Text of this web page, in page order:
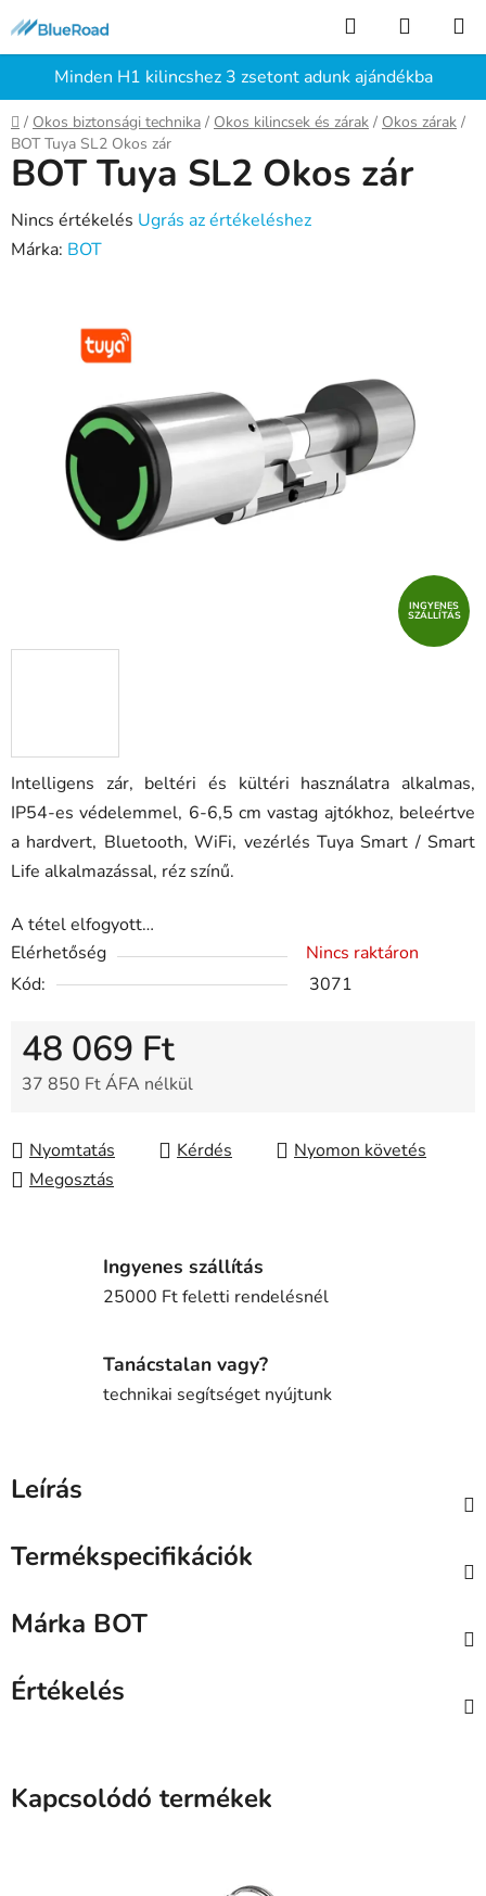
fő
tartalomhozMinden H1 kilincshez 3 zsetont adunk ajándékba
KeresésKOSÁR
Kezdőlap
/ Okos biztonsági technika / Okos kilincsek és zárak / Okos zárak /
BOT Tuya SL2 Okos zár
Intelligens zár, beltéri és kültéri használatra alkalmas,
IP54-es védelemmel, 6-6,5 cm vastag ajtókhoz, beleértve
a hardvert, Bluetooth, WiFi, vezérlés Tuya Smart / Smart
Life alkalmazással, réz színű.
A tétel elfogyott…
Elérhetőség
Nincs raktáron
Kód:
3071
48 069 Ft
37 850 Ft ÁFA nélkül
Nyomtatás
Kérdés
Nyomon követés
Megosztás
BOT Tuya SL2 Okos zár
A
termék
Nincs értékelés Ugrás az értékeléshez
Márka: BOT
INGYENES
SZÁLLÍTÁS
Ingyenes szállítás
25000 Ft feletti rendelésnél
Tanácstalan vagy?
technikai segítséget nyújtunk
Leírás
Termékspecifikációk
Márka BOT
Értékelés
Kapcsolódó termékek